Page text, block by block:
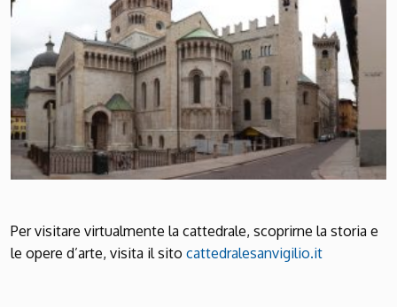
Per visitare virtualmente la cattedrale, scoprirne la storia e
le opere d’arte, visita il sito cattedralesanvigilio.it